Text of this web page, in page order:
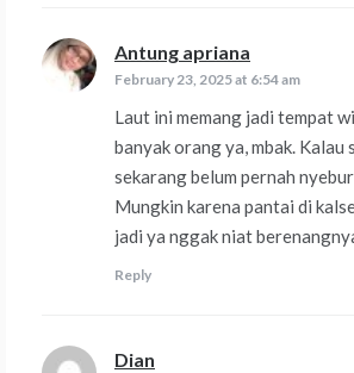
Antung apriana
February 23, 2025 at 6:54 am
Laut ini memang jadi tempat
banyak orang ya, mbak. Kalau
sekarang belum pernah
Mungkin karena pantai di
jadi ya nggak niat
Reply
Dian